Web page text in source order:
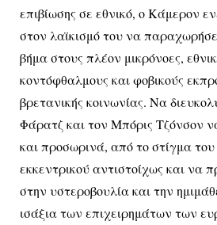
επιβίωσης σε εθνικό, ο Κάμερον
στον λαϊκισμό του να
βήμα στους πλέον μικρόνοες,
κοντόφθαλμους και φοβικούς
βρετανικής κοινωνίας. Να
Φάρατζ και τον Μπόρις Τζόνσον
και προσωρινά, από το στίγμα
εκκεντρικού αντιστοίχως και να
στην υστεροβουλία και την
ισάξια των επιχειρημάτων των